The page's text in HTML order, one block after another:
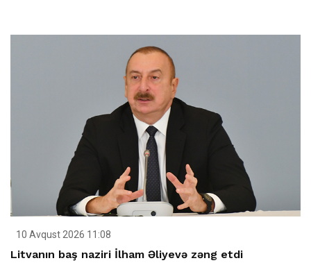
10 Avqust 2026 11:08
Litvanın baş naziri İlham Əliyevə zəng etdi